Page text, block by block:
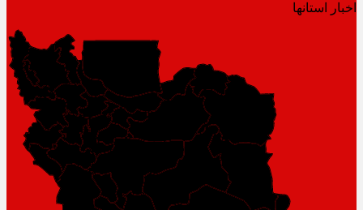
اخبار استانها